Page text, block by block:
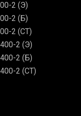
2 (Э)
2 (Б)
2 (СТ)
2 (Э)
2 (Б)
2 (СТ)